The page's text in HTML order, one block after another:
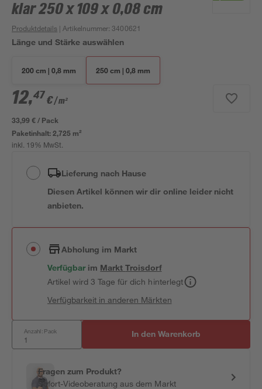
klar 250 x 109 x 0,08 cm
Produktdetails | Artikelnummer:3400621
Länge und Stärke auswählen
200 cm | 0,8 mm 250 cm | 0,8 mm
12,47€/ m²
33,99 € / Pack
Paketinhalt:2,725 m²
inkl. 19% MwSt.
Lieferung nach Hause
Diesen Artikel können wir dir online leider nicht
anbieten.
Abholung im Markt
Verfügbar im MarktTroisdorf
Artikel wird 3 Tage für dich hinterlegt
Verfügbarkeit in anderen Märkten
Anzahl: Pack In den Warenkorb
Fragen zum Produkt?
Sofort-Videoberatung aus dem Markt